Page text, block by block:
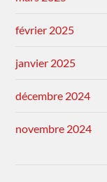
février 2025
janvier 2025
décembre 2024
novembre 2024